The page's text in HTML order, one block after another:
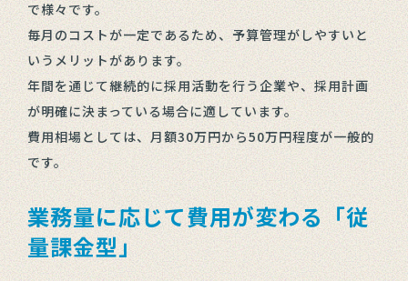
で様々です。
毎月のコストが一定であるため、予算管理がしやすいと
いうメリットがあります。
年間を通じて継続的に採用活動を行う企業や、採用計画
が明確に決まっている場合に適しています。
費用相場としては、月額30万円から50万円程度が一般的
です。
業務量に応じて費用が変わる「従
量課金型」